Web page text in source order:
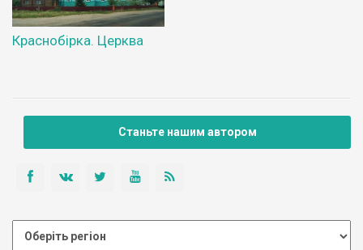
Краснобірка. Церква
Станьте нашим автором